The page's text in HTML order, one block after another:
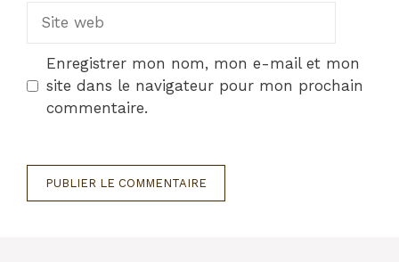
Site
Enregistrer mon nom, mon e-mail et mon
site dans le navigateur pour mon prochain
commentaire.